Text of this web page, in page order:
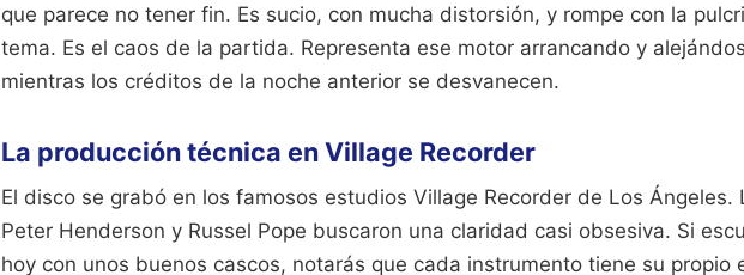
que parece no tener fin. Es sucio, con mucha distorsión, y rompe con la
tema. Es el caos de la partida. Representa ese motor arrancando y
mientras los créditos de la noche anterior se desvanecen.
La producción técnica en Village Recorder
El disco se grabó en los famosos estudios Village Recorder de Los Ángeles.
Peter Henderson y Russel Pope buscaron una claridad casi obsesiva. Si
hoy con unos buenos cascos, notarás que cada instrumento tiene su propio